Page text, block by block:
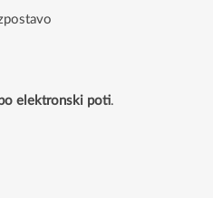
elektronski poti.